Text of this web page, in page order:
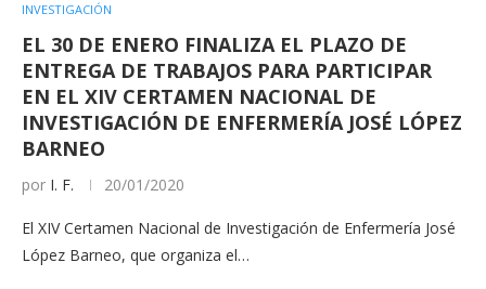
INVESTIGACIÓN
EL 30 DE ENERO FINALIZA EL PLAZO DE
ENTREGA DE TRABAJOS PARA PARTICIPAR
EN EL XIV CERTAMEN NACIONAL DE
INVESTIGACIÓN DE ENFERMERÍA JOSÉ LÓPEZ
BARNEO
por I. F. 20/01/2020
El XIV Certamen Nacional de Investigación de Enfermería José
López Barneo, que organiza el…